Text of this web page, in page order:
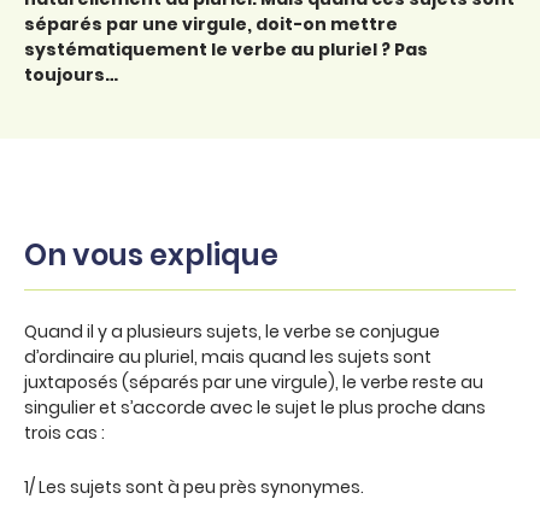
séparés par une virgule, doit-on mettre
systématiquement le verbe au pluriel ? Pas
toujours…
On vous explique
Quand il y a plusieurs sujets, le verbe se conjugue
d’ordinaire au pluriel, mais quand les sujets sont
juxtaposés (séparés par une virgule), le verbe reste au
singulier et s’accorde avec le sujet le plus proche dans
trois cas :
1/ Les sujets sont à peu près synonymes.